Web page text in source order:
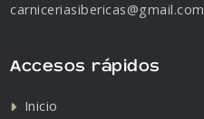
carniceriasibericas@gmail.com
Accesos rápidos
Inicio